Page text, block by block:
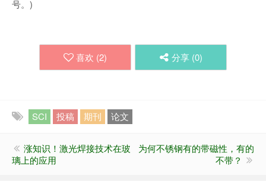
号。)
喜欢 (2) 分享 (0)
SCI 投稿 期刊 论文
涨知识！激光焊接技术在玻
璃上的应用
为何不锈钢有的带磁性，有的
不带？